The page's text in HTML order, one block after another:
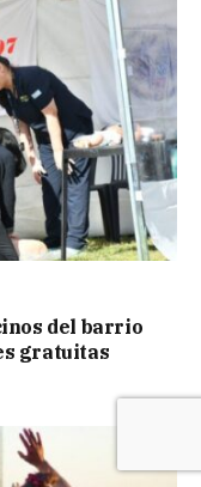
del barrio
gratuitas